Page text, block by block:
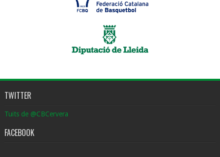
TWITTER
Tuits de @CBCervera
FACEBOOK